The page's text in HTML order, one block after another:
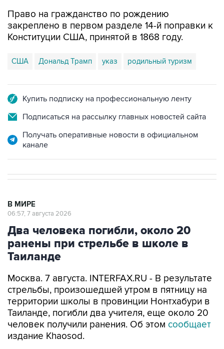
Право на гражданство по рождению
закреплено в первом разделе 14-й поправки к
Конституции США, принятой в 1868 году.
США Дональд Трамп указ родильный туризм
Купить подписку на профессиональную ленту
Подписаться на рассылку главных новостей сайта
Получать оперативные новости в официальном
канале
В МИРЕ
06:57, 7 августа 2026
Два человека погибли, около 20
ранены при стрельбе в школе в
Таиланде
Москва. 7 августа. INTERFAX.RU - В результате
стрельбы, произошедшей утром в пятницу на
территории школы в провинции Нонтхабури в
Таиланде, погибли два учителя, еще около 20
человек получили ранения. Об этом сообщает
издание Khaosod.